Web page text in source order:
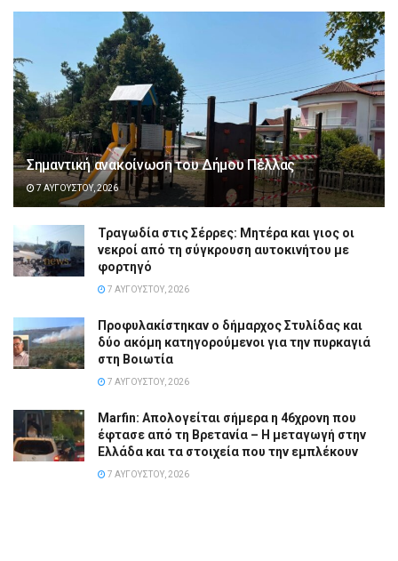
Σημαντική ανακοίνωση του Δήμου Πέλλας
7 ΑΥΓΟΎΣΤΟΥ, 2026
Τραγωδία στις Σέρρες: Μητέρα και γιος οι
νεκροί από τη σύγκρουση αυτοκινήτου με
φορτηγό
7 ΑΥΓΟΎΣΤΟΥ, 2026
Προφυλακίστηκαν ο δήμαρχος Στυλίδας και
δύο ακόμη κατηγορούμενοι για την πυρκαγιά
στη Βοιωτία
7 ΑΥΓΟΎΣΤΟΥ, 2026
Marfin: Απολογείται σήμερα η 46χρονη που
έφτασε από τη Βρετανία – Η μεταγωγή στην
Ελλάδα και τα στοιχεία που την εμπλέκουν
7 ΑΥΓΟΎΣΤΟΥ, 2026